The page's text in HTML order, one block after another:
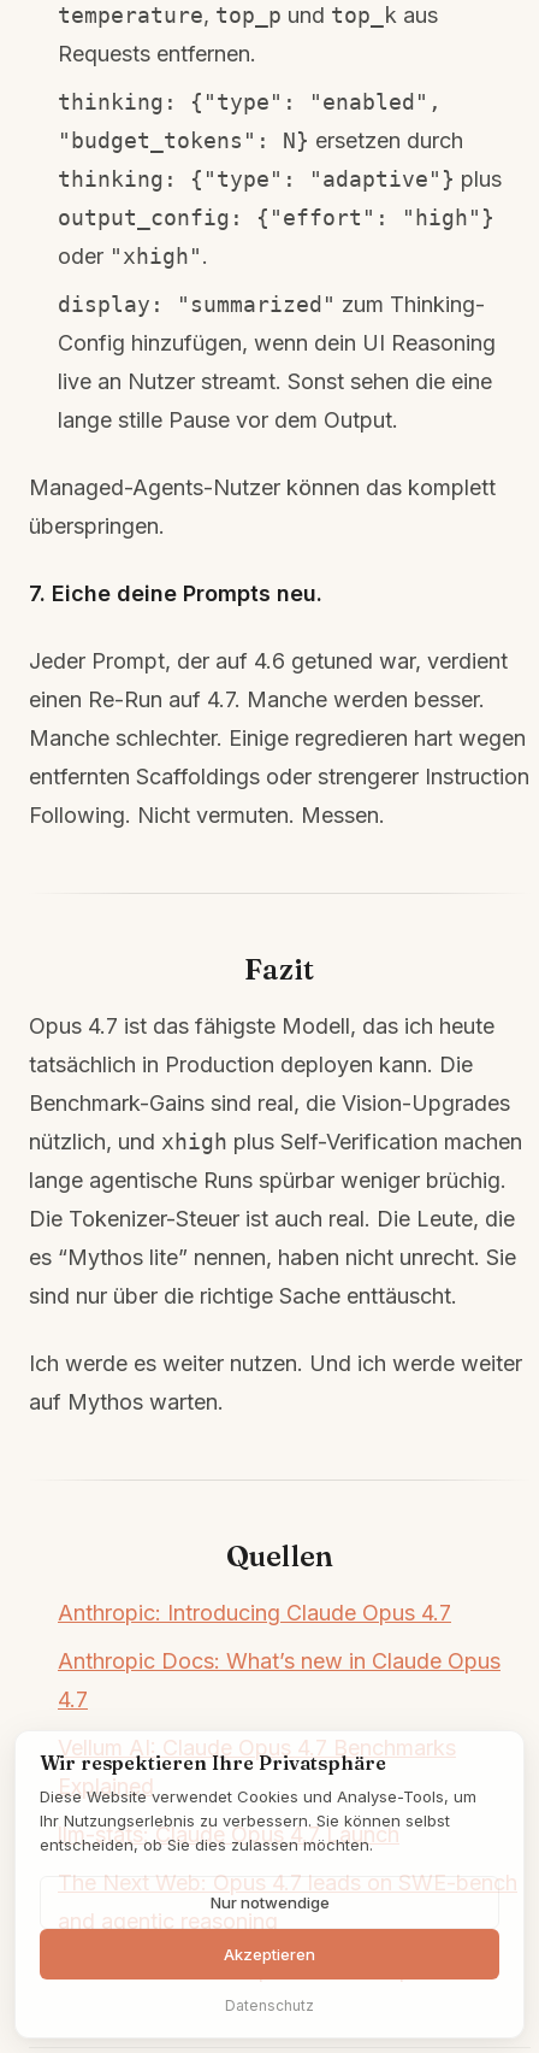
temperature, top_p und top_k aus
Requests entfernen.
thinking: {"type": "enabled",
"budget_tokens": N} ersetzen durch
thinking: {"type": "adaptive"} plus
output_config: {"effort": "high"}
oder "xhigh".
display: "summarized" zum Thinking-
Config hinzufügen, wenn dein UI Reasoning
live an Nutzer streamt. Sonst sehen die eine
lange stille Pause vor dem Output.
Managed-Agents-Nutzer können das komplett
überspringen.
7. Eiche deine Prompts neu.
Jeder Prompt, der auf 4.6 getuned war, verdient
einen Re-Run auf 4.7. Manche werden besser.
Manche schlechter. Einige regredieren hart wegen
entfernten Scaffoldings oder strengerer Instruction
Following. Nicht vermuten. Messen.
Fazit
Opus 4.7 ist das fähigste Modell, das ich heute
tatsächlich in Production deployen kann. Die
Benchmark-Gains sind real, die Vision-Upgrades
nützlich, und xhigh plus Self-Verification machen
lange agentische Runs spürbar weniger brüchig.
Die Tokenizer-Steuer ist auch real. Die Leute, die
es “Mythos lite” nennen, haben nicht unrecht. Sie
sind nur über die richtige Sache enttäuscht.
Ich werde es weiter nutzen. Und ich werde weiter
auf Mythos warten.
Quellen
Anthropic: Introducing Claude Opus 4.7
Anthropic Docs: What’s new in Claude Opus
4.7
Vellum AI: Claude Opus 4.7 Benchmarks
Explained
llm-stats: Claude Opus 4.7 Launch
The Next Web: Opus 4.7 leads on SWE-bench
and agentic reasoning
VentureBeat: Anthropic releases Opus 4.7
Wir respektieren Ihre Privatsphäre
Diese Website verwendet Cookies und Analyse-Tools, um
Ihr Nutzungserlebnis zu verbessern. Sie können selbst
entscheiden, ob Sie dies zulassen möchten.
Nur notwendige
Akzeptieren
Datenschutz